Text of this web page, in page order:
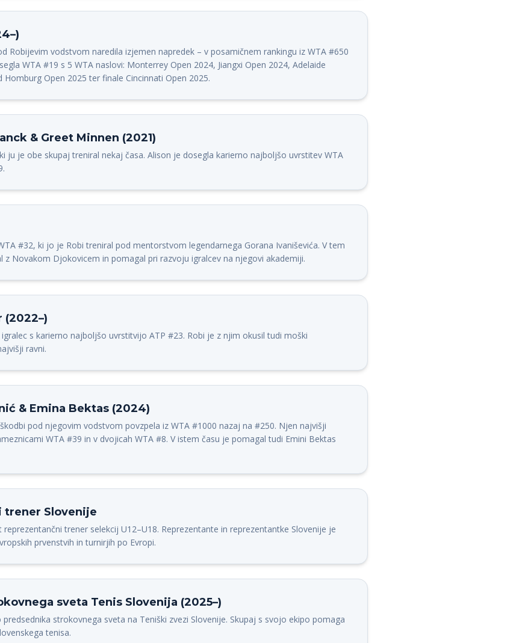
Robijevim vodstvom naredila izjemen napredek – v posamičnem rankingu iz WTA #650
WTA #19 s 5 WTA naslovi: Monterrey Open 2024, Jiangxi Open 2024, Adelaide
Open 2025 ter finale Cincinnati Open 2025.
& Greet Minnen (2021)
ju je obe skupaj treniral nekaj časa. Alison je dosegla karierno najboljšo uvrstitev WTA
#32, ki jo je Robi treniral pod mentorstvom legendarnega Gorana Ivaniševića. V tem
z Novakom Djokovicem in pomagal pri razvoju igralcev na njegovi akademiji.
(2022–)
s karierno najboljšo uvrstitvijo ATP #23. Robi je z njim okusil tudi moški
ravni.
& Emina Bektas (2024)
pod njegovim vodstvom povzpela iz WTA #1000 nazaj na #250. Njen najvišji
WTA #39 in v dvojicah WTA #8. V istem času je pomagal tudi Emini Bektas
trener Slovenije
trener selekcij U12–U18. Reprezentante in reprezentantke Slovenije je
prvenstvih in turnirjih po Evropi.
sveta Tenis Slovenija (2025–)
strokovnega sveta na Teniški zvezi Slovenije. Skupaj s svojo ekipo pomaga
tenisa.